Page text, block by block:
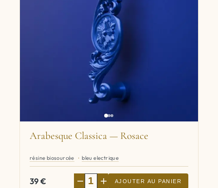
Arabesque Classica — Rosace
résine biosourcée bleu electrique
39€ − + AJOUTER AU PANIER